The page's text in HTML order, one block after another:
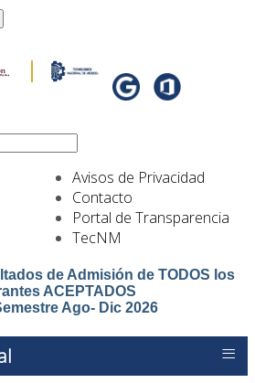
Avisos de Privacidad
Contacto
Portal de Transparencia
TecNM
de Admisión de TODOS los
ACEPTADOS
Ago- Dic 2026
≡